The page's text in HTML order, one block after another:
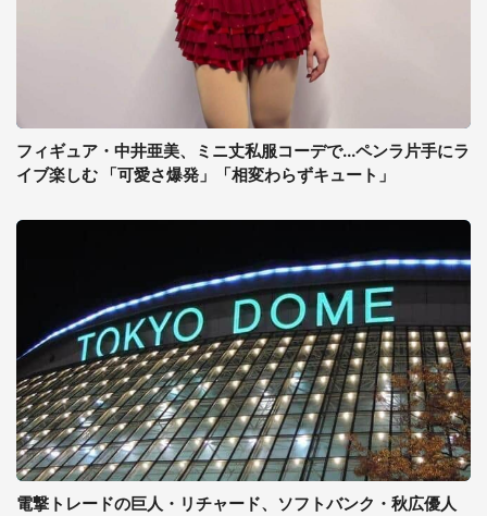
フィギュア・中井亜美、ミニ丈私服コーデで...ペンラ片手にラ
イブ楽しむ 「可愛さ爆発」「相変わらずキュート」
電撃トレードの巨人・リチャード、ソフトバンク・秋広優人